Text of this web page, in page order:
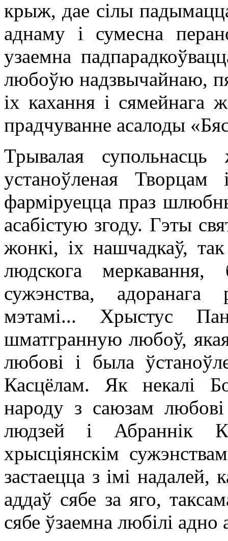
крыж, дае сілы
аднаму і сумесна
узаемна
любоўю надзвычайнаю,
іх кахання і
прадчуванне асалоды
Трывалая
устаноўленая Творцам
фарміруецца праз
асабістую згоду. Гэты
жонкі, іх нашчадкаў,
людскога
сужэнства, адоранага
мэтамі... Хрыстус
шматгранную любоў,
любові і была
Касцёлам. Як некалі
народу з саюзам
людзей і Абраннік
хрысціянскім
застаецца з імі
аддаў сябе за яго,
сябе ўзаемна любілі